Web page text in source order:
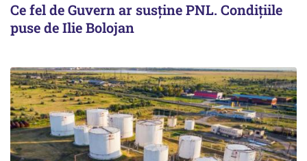
Ce fel de Guvern ar susține PNL. Condițiile
puse de Ilie Bolojan